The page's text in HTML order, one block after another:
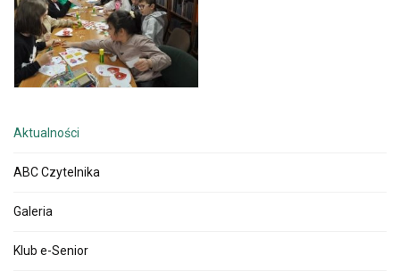
Aktualności
ABC Czytelnika
Galeria
Klub e-Senior